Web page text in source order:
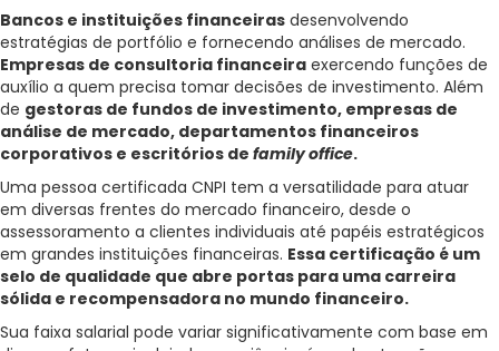
Bancos e instituições financeiras desenvolvendo
estratégias de portfólio e fornecendo análises de mercado.
Empresas de consultoria financeira exercendo funções de
auxílio a quem precisa tomar decisões de investimento. Além
de gestoras de fundos de investimento, empresas de
análise de mercado, departamentos financeiros
corporativos e escritórios de family office.
Uma pessoa certificada CNPI tem a versatilidade para atuar
em diversas frentes do mercado financeiro, desde o
assessoramento a clientes individuais até papéis estratégicos
em grandes instituições financeiras. Essa certificação é um
selo de qualidade que abre portas para uma carreira
sólida e recompensadora no mundo financeiro.
Sua faixa salarial pode variar significativamente com base em